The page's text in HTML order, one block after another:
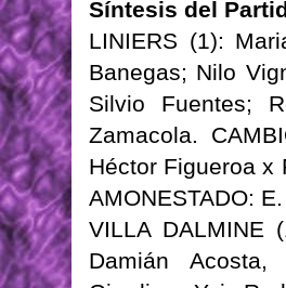
Síntesis del
LINIERS (1):
Banegas; Nilo
Silvio Fuentes;
Zamacola.
Héctor Figueroa x
AMONESTADO:
VILLA DALMINE
Damián Acosta,